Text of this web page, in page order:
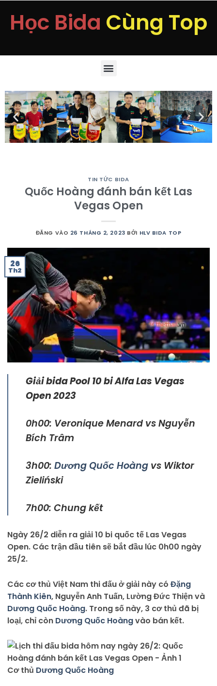
Học Bida Cùng Top
TIN TỨC BIDA
Quốc Hoàng đánh bán kết Las
Vegas Open
ĐĂNG VÀO 26 THÁNG 2, 2023 BỞI HLV BIDA TOP
26
Th2
Giải bida Pool 10 bi Alfa Las Vegas
Open 2023
0h00: Veronique Menard vs Nguyễn
Bích Trâm
3h00: Dương Quốc Hoàng vs Wiktor
Zieliński
7h00: Chung kết
Ngày 26/2 diễn ra giải 10 bi quốc tế Las Vegas
Open. Các trận đầu tiên sẽ bắt đầu lúc 0h00 ngày
25/2.
Các cơ thủ Việt Nam thi đấu ở giải này có Đặng
Thành Kiên, Nguyễn Anh Tuấn, Lường Đức Thiện và
Dương Quốc Hoàng. Trong số này, 3 cơ thủ đã bị
loại, chỉ còn Dương Quốc Hoàngvào bán kết.
Cơ thủ Dương Quốc Hoàng